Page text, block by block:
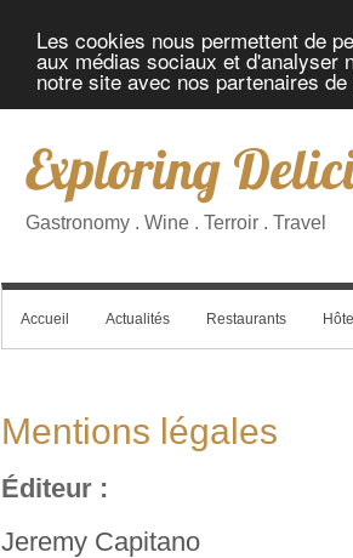
Les cookies nous permettent de
aux médias sociaux et d'analyser
notre site avec nos partenaires
Exploring
Gastronomy . Wine . Terroir . Travel
Accueil Actualités Restaurants
Mentions légales
Éditeur :
Jeremy Capitano